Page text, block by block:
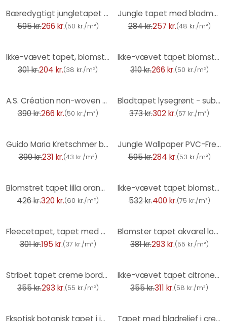
Bæredygtigt jungletapet - Palm Wallpaper af A.S. Création Mørkegrå Beige 386383
595 kr.266 kr.(50 kr./m²)
Jungle tapet med bladmønster creme beige - moderne Ikke-vævet tapet diskret & elegant
284 kr.257 kr.(48 kr./m²)
Ikke-vævet tapet, blomstermotiv tapet La Terrasse brun
301 kr.204 kr.(38 kr./m²)
Ikke-vævet tapet blomster, blade blomstret natur mat i hvid rød
310 kr.266 kr.(50 kr./m²)
A.S. Création non-woven tapet BOS - blomstret tapet gul, orange, brun, grøn
390 kr.266 kr.(50 kr./m²)
Bladtapet lysegrønt - subtilt tapet med mønster i bambuslook - Ikke-vævet tapet
373 kr.302 kr.(57 kr./m²)
Guido Maria Kretschmer blomstermotiv tapet Floral Glow Fashion for Walls 5 brun
399 kr.231 kr.(43 kr./m²)
Jungle Wallpaper PVC-Free - Palm Tree Wallpaper by A.S. Création Grå Beige Hvid 386384
595 kr.284 kr.(53 kr./m²)
Blomstret tapet lilla orange - blomstret tapet i retrostil - vintage ikke-vævet tapet
426 kr.320 kr.(60 kr./m²)
Ikke-vævet tapet blomster, bladmotiv blomstret natur i blå
532 kr.400 kr.(75 kr./m²)
Fleecetapet, tapet med bambusmønster, fleecetapet Erismann Martinique grøn
301 kr.195 kr.(37 kr./m²)
Blomster tapet akvarel look beige brun - Tapet med mønster naturlige toner - ikke-vævet tapet
381 kr.293 kr.(55 kr./m²)
Stribet tapet creme bordeaux - Ikke-vævet tapet med klassisk stribemønster
355 kr.293 kr.(55 kr./m²)
Ikke-vævet tapet citroner, blade blomster natur mat i hvid
355 kr.311 kr.(58 kr./m²)
Eksotisk botanisk tapet i jordfarver - overdådigt fleecetapet med naturinspiration
Tapet med bladrelief i creme og hvid - non-woven tapet i høj kvalitet til en lys atmosfære